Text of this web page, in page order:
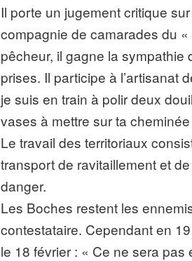
Il porte un jugement critique
compagnie de camarades du
pêcheur, il gagne la
prises. Il participe à l’artisanat
je suis en train à polir deux
vases à mettre sur ta
Le travail des territoriaux
transport de ravitaillement et
danger.
Les Boches restent les
contestataire. Cependant en
le 18 février : « Ce ne sera